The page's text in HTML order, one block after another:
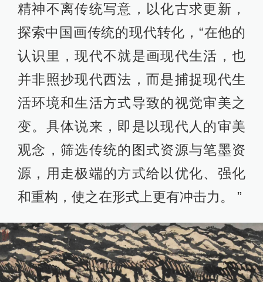
精神不离传统写意，以化古求更新，
探索中国画传统的现代转化，“在他的
认识里，现代不就是画现代生活，也
并非照抄现代西法，而是捕捉现代生
活环境和生活方式导致的视觉审美之
变。具体说来，即是以现代人的审美
观念，筛选传统的图式资源与笔墨资
源，用走极端的方式给以优化、强化
和重构，使之在形式上更有冲击力。 ”